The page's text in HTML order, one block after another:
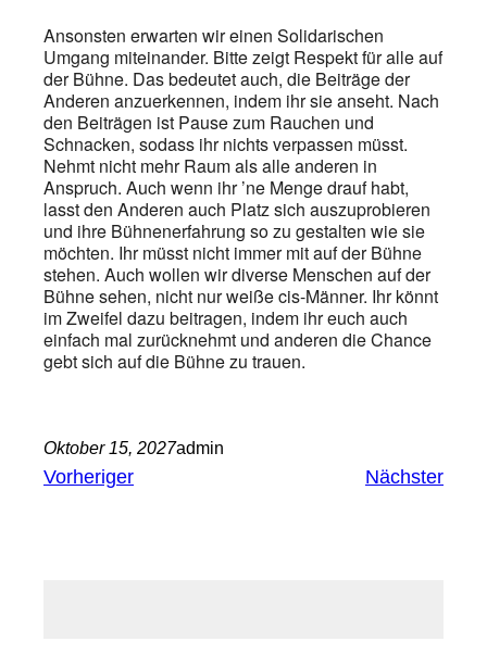
Ansonsten erwarten wir einen Solidarischen
Umgang miteinander. Bitte zeigt Respekt für alle auf
der Bühne. Das bedeutet auch, die Beiträge der
Anderen anzuerkennen, indem ihr sie anseht. Nach
den Beiträgen ist Pause zum Rauchen und
Schnacken, sodass ihr nichts verpassen müsst.
Nehmt nicht mehr Raum als alle anderen in
Anspruch. Auch wenn ihr ’ne Menge drauf habt,
lasst den Anderen auch Platz sich auszuprobieren
und ihre Bühnenerfahrung so zu gestalten wie sie
möchten. Ihr müsst nicht immer mit auf der Bühne
stehen. Auch wollen wir diverse Menschen auf der
Bühne sehen, nicht nur weiße cis-Männer. Ihr könnt
im Zweifel dazu beitragen, indem ihr euch auch
einfach mal zurücknehmt und anderen die Chance
gebt sich auf die Bühne zu trauen.
Oktober 15, 2027admin
Vorheriger Nächster